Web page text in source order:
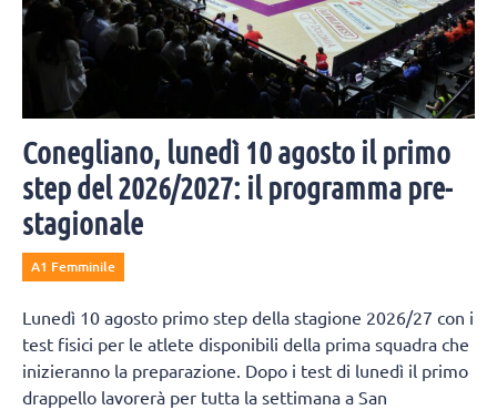
Conegliano, lunedì 10 agosto il primo
step del 2026/2027: il programma pre-
stagionale
A1 Femminile
Lunedì 10 agosto primo step della stagione 2026/27 con i
test fisici per le atlete disponibili della prima squadra che
inizieranno la preparazione. Dopo i test di lunedì il primo
drappello lavorerà per tutta la settimana a San